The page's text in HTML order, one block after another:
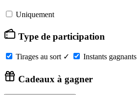
Uniquement
Type de participation
Tirages au sort ✓ Instants gagnants
Cadeaux à gagner